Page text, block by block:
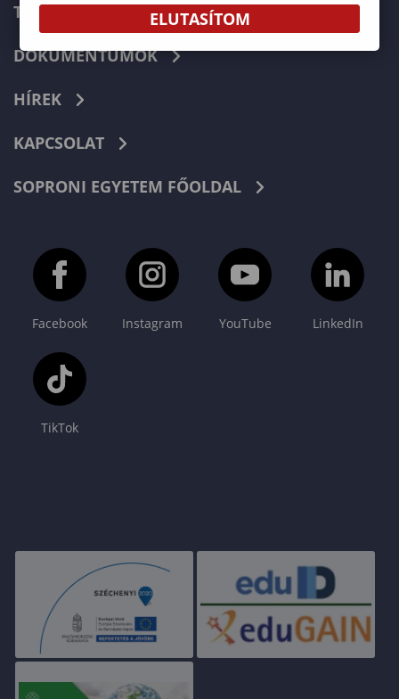
TELEFONKÖNYV
DOKUMENTUMOK
HÍREK
KAPCSOLAT
SOPRONI EGYETEM FŐOLDAL
Facebook Instagram YouTube LinkedIn
TikTok
ELUTASÍTOM